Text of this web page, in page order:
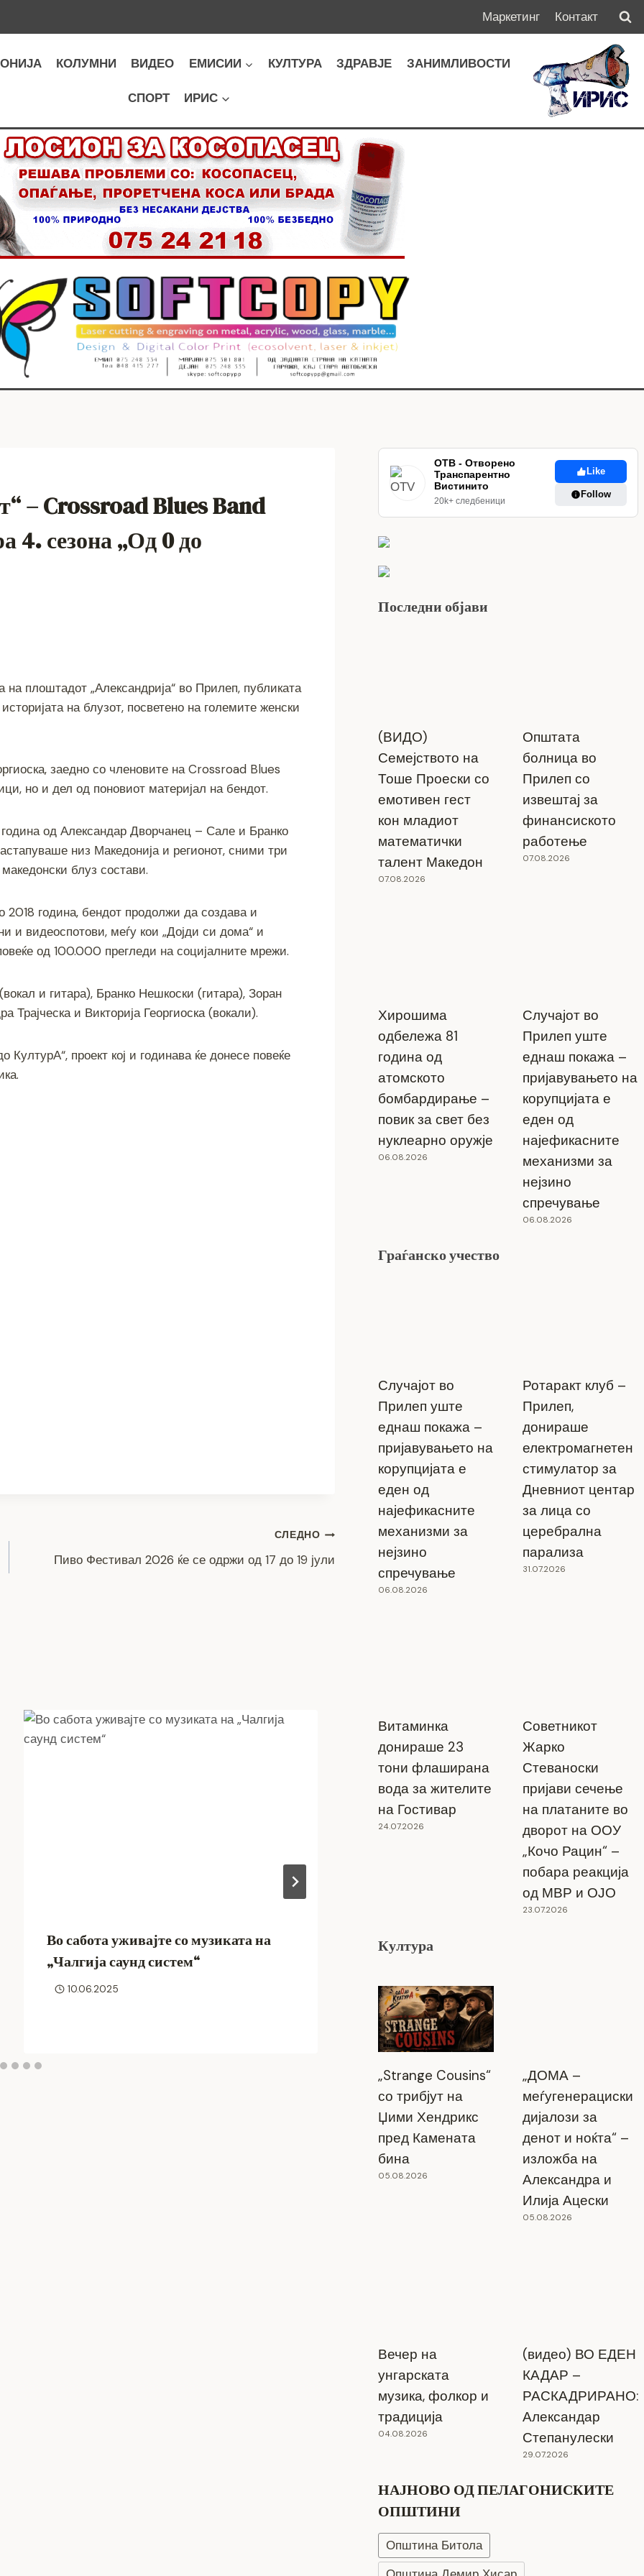
Маркетинг Контакт
КОЛУМНИ ВИДЕО ЕМИСИИ КУЛТУРА ЗДРАВЈЕ ЗАНИМЛИВОСТИ
СПОРТ ИРИС
– Crossroad Blues Band
4. сезона „Од 0 до
плоштадот „Александрија“ во Прилеп, публиката
на блузот, посветено на големите женски
заедно со членовите на Crossroad Blues
но и дел од поновиот материјал на бендот.
од Александар Дворчанец – Сале и Бранко
низ Македонија и регионот, сними три
блуз состави.
година, бендот продолжи да создава и
и видеоспотови, меѓу кои „Дојди си дома“ и
од 100.000 прегледи на социјалните мрежи.
и гитара), Бранко Нешкоски (гитара), Зоран
и Викторија Георгиоска (вокали).
проект кој и годинава ќе донесе повеќе
СЛЕДНО
Пиво Фестивал 2026 ќе се одржи од 17 до 19 јули
Во сабота уживајте со музиката на
„Чалгија саунд систем“
10.06.2025
Танцово студио „Зодијак “ со награда
Кочани
24.10.2025
ОТВ - Отворено
Транспарентно
Вистинито
20k+ следбеници
Like
Follow
Последни објави
(ВИДО)
Семејството на
Тоше Проески со
емотивен гест
кон младиот
математички
талент Македон
07.08.2026
Општата
болница во
Прилеп со
извештај за
финансиското
работење
07.08.2026
Хирошима
одбележа 81
година од
атомското
бомбардирање –
повик за свет без
нуклеарно оружје
06.08.2026
Случајот во
Прилеп уште
еднаш покажа –
пријавувањето на
корупцијата е
еден од
најефикасните
механизми за
нејзино
спречување
06.08.2026
Граѓанско учество
Случајот во
Прилеп уште
еднаш покажа –
пријавувањето на
корупцијата е
еден од
најефикасните
механизми за
нејзино
спречување
06.08.2026
Ротаракт клуб –
Прилеп,
донираше
електромагнетен
стимулатор за
Дневниот центар
за лица со
церебрална
парализа
31.07.2026
Витаминка
донираше 23
тони флаширана
вода за жителите
на Гостивар
24.07.2026
Советникот
Жарко
Стеваноски
пријави сечење
на платаните во
дворот на ООУ
„Кочо Рацин“ –
побара реакција
од МВР и ОЈО
23.07.2026
Култура
„Strange Cousins“
со трибјут на
Џими Хендрикс
пред Камената
бина
05.08.2026
„ДОМА –
меѓугенерациски
дијалози за
денот и ноќта“ –
изложба на
Александра и
Илија Ацески
05.08.2026
Вечер на
унгарската
музика, фолкор и
традиција
04.08.2026
(видео) ВО ЕДЕН
КАДАР –
РАСКАДРИРАНО:
Александар
Степанулески
29.07.2026
НАЈНОВО ОД ПЕЛАГОНИСКИТЕ
ОПШТИНИ
Општина Битола